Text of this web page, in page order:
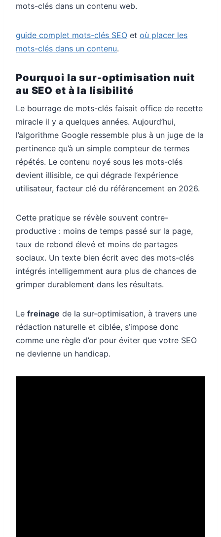
mots-clés dans un contenu web.
guide complet mots-clés SEO et où placer les
mots-clés dans un contenu.
Pourquoi la sur-optimisation nuit
au SEO et à la lisibilité
Le bourrage de mots-clés faisait office de recette
miracle il y a quelques années. Aujourd’hui,
l’algorithme Google ressemble plus à un juge de la
pertinence qu’à un simple compteur de termes
répétés. Le contenu noyé sous les mots-clés
devient illisible, ce qui dégrade l’expérience
utilisateur, facteur clé du référencement en 2026.
Cette pratique se révèle souvent contre-
productive : moins de temps passé sur la page,
taux de rebond élevé et moins de partages
sociaux. Un texte bien écrit avec des mots-clés
intégrés intelligemment aura plus de chances de
grimper durablement dans les résultats.
Le freinage de la sur-optimisation, à travers une
rédaction naturelle et ciblée, s’impose donc
comme une règle d’or pour éviter que votre SEO
ne devienne un handicap.